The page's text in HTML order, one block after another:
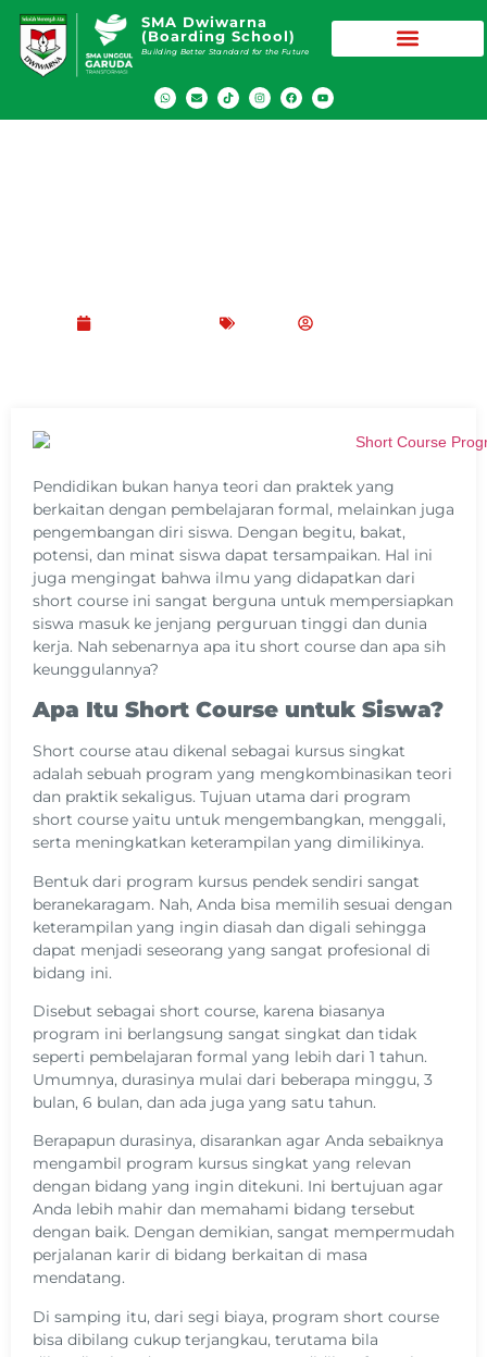
SMA Dwiwarna
(Boarding School)
Building Better Standard for the Future
Pendidikan bukan hanya teori dan praktek yang
berkaitan dengan pembelajaran formal, melainkan juga
pengembangan diri siswa. Dengan begitu, bakat,
potensi, dan minat siswa dapat tersampaikan. Hal ini
juga mengingat bahwa ilmu yang didapatkan dari
short course ini sangat berguna untuk mempersiapkan
siswa masuk ke jenjang perguruan tinggi dan dunia
kerja. Nah sebenarnya apa itu short course dan apa sih
keunggulannya?
Apa Itu Short Course untuk Siswa?
Short course atau dikenal sebagai kursus singkat
adalah sebuah program yang mengkombinasikan teori
dan praktik sekaligus. Tujuan utama dari program
short course yaitu untuk mengembangkan, menggali,
serta meningkatkan keterampilan yang dimilikinya.
Bentuk dari program kursus pendek sendiri sangat
beranekaragam. Nah, Anda bisa memilih sesuai dengan
keterampilan yang ingin diasah dan digali sehingga
dapat menjadi seseorang yang sangat profesional di
bidang ini.
Disebut sebagai short course, karena biasanya
program ini berlangsung sangat singkat dan tidak
seperti pembelajaran formal yang lebih dari 1 tahun.
Umumnya, durasinya mulai dari beberapa minggu, 3
bulan, 6 bulan, dan ada juga yang satu tahun.
Berapapun durasinya, disarankan agar Anda sebaiknya
mengambil program kursus singkat yang relevan
dengan bidang yang ingin ditekuni. Ini bertujuan agar
Anda lebih mahir dan memahami bidang tersebut
dengan baik. Dengan demikian, sangat mempermudah
perjalanan karir di bidang berkaitan di masa
mendatang.
Di samping itu, dari segi biaya, program short course
bisa dibilang cukup terjangkau, terutama bila